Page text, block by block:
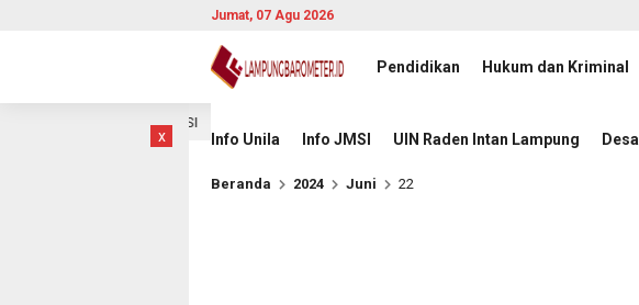
Jumat, 07 Agu 2026
Pendidikan Hukum dan Kriminal
Info Unila Info JMSI UIN Raden Intan Lampung Desa
x
Beranda 2024 Juni 22